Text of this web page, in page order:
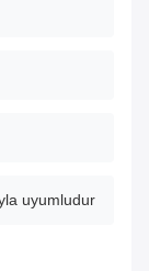
uyumludur